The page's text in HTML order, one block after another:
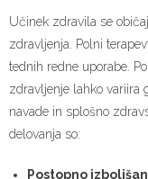
Učinek zdravila se
zdravljenja. Polni
tednih redne uporabe.
zdravljenje lahko variira
navade in splošno
delovanja so:
Postopno